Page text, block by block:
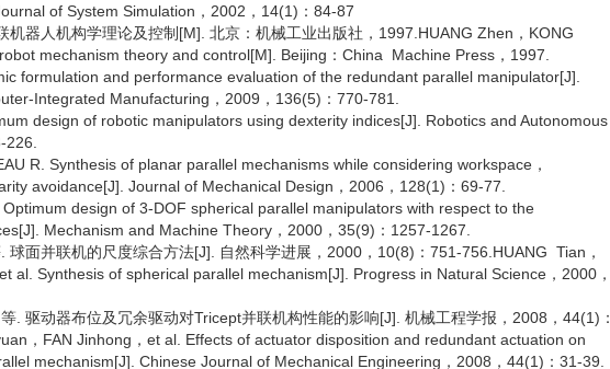
of System Simulation，2002，14(1)：84-87
机器人机构学理论及控制[M]. 北京：机械工业出版社，1997.HUANG Zhen，KONG
mechanism theory and control[M]. Beijing：China Machine Press，1997.
formulation and performance evaluation of the redundant parallel manipulator[J].
Integrated Manufacturing，2009，136(5)：770-781.
design of robotic manipulators using dexterity indices[J]. Robotics and Autonomous
R. Synthesis of planar parallel mechanisms while considering workspace，
avoidance[J]. Journal of Mechanical Design，2006，128(1)：69-77.
design of 3-DOF spherical parallel manipulators with respect to the
Mechanism and Machine Theory，2000，35(9)：1257-1267.
球面并联机的尺度综合方法[J]. 自然科学进展，2000，10(8)：751-756.HUANG Tian，
al. Synthesis of spherical parallel mechanism[J]. Progress in Natural Science，2000，
. 驱动器布位及冗余驱动对Tricept并联机构性能的影响[J]. 机械工程学报，2008，44(1)：
，FAN Jinhong，et al. Effects of actuator disposition and redundant actuation on
mechanism[J]. Chinese Journal of Mechanical Engineering，2008，44(1)：31-39.